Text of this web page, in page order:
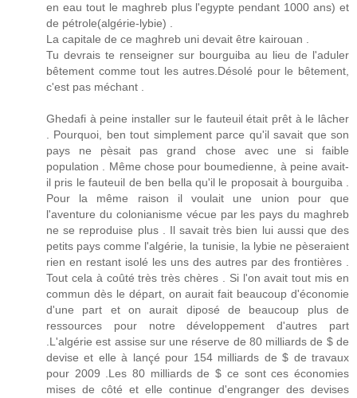
en eau tout le maghreb plus l'egypte pendant 1000 ans) et
de pétrole(algérie-lybie) .
La capitale de ce maghreb uni devait être kairouan .
Tu devrais te renseigner sur bourguiba au lieu de l'aduler
bêtement comme tout les autres.Désolé pour le bêtement,
c'est pas méchant .
Ghedafi à peine installer sur le fauteuil était prêt à le lâcher
. Pourquoi, ben tout simplement parce qu'il savait que son
pays ne pèsait pas grand chose avec une si faible
population . Même chose pour boumedienne, à peine avait-
il pris le fauteuil de ben bella qu'il le proposait à bourguiba .
Pour la même raison il voulait une union pour que
l'aventure du colonianisme vécue par les pays du maghreb
ne se reproduise plus . Il savait très bien lui aussi que des
petits pays comme l'algérie, la tunisie, la lybie ne pèseraient
rien en restant isolé les uns des autres par des frontières .
Tout cela à coûté très très chères . Si l'on avait tout mis en
commun dès le départ, on aurait fait beaucoup d'économie
d'une part et on aurait diposé de beaucoup plus de
ressources pour notre développement d'autres part
.L'algérie est assise sur une réserve de 80 milliards de $ de
devise et elle à lançé pour 154 milliards de $ de travaux
pour 2009 .Les 80 milliards de $ ce sont ces économies
mises de côté et elle continue d'engranger des devises